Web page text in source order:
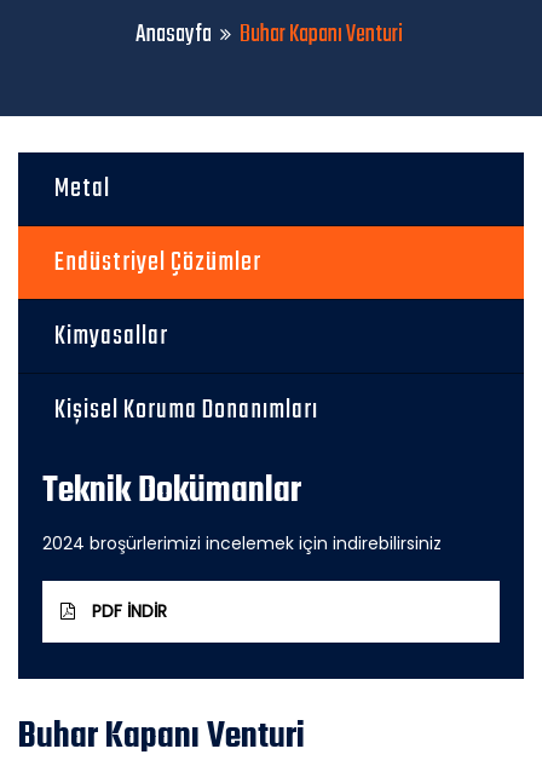
Anasayfa Buhar Kapanı Venturi
Metal
Endüstriyel Çözümler
Kimyasallar
Kişisel Koruma Donanımları
Teknik Dokümanlar
2024 broşürlerimizi incelemek için indirebilirsiniz
PDF İNDIR
Buhar Kapanı Venturi